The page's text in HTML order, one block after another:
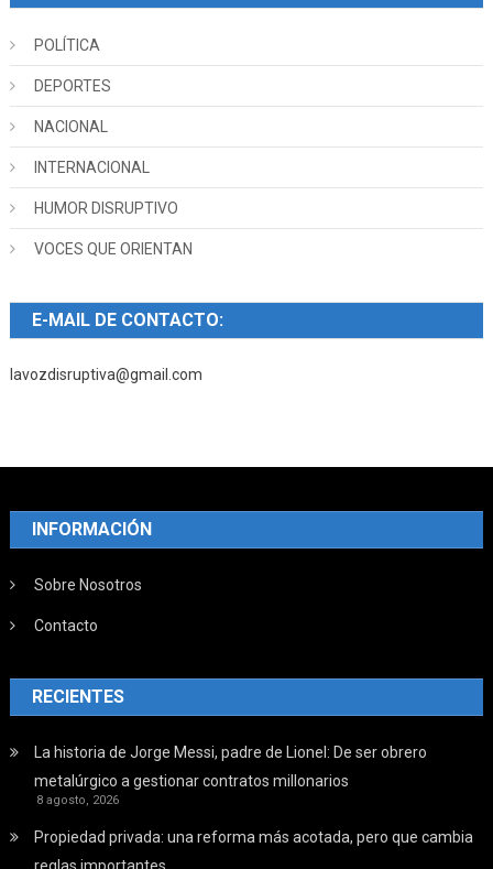
POLÍTICA
DEPORTES
NACIONAL
INTERNACIONAL
HUMOR DISRUPTIVO
VOCES QUE ORIENTAN
E-MAIL DE CONTACTO:
lavozdisruptiva@gmail.com
INFORMACIÓN
Sobre Nosotros
Contacto
RECIENTES
La historia de Jorge Messi, padre de Lionel: De ser obrero
metalúrgico a gestionar contratos millonarios
8 agosto, 2026
Propiedad privada: una reforma más acotada, pero que cambia
reglas importantes